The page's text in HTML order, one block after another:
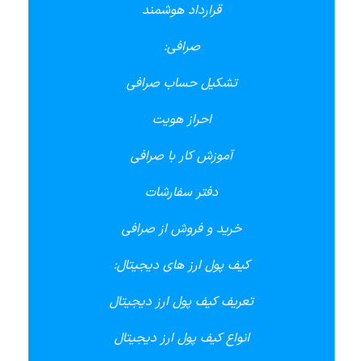
قرارداد هوشمند
صرافی:
تشکیل حساب صرافی
احراز هویت
آموزش کار با صرافی
دفتر سفارشات
خرید و فروش از صرافی
کیف پول ارز های دیجیتال:
تعریف کیف پول ارز دیجیتال
انواع کیف پول ارز دیجیتال